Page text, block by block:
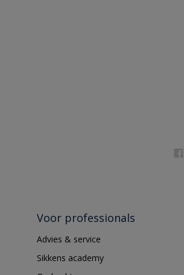
Voor professionals
Advies & service
Sikkens academy